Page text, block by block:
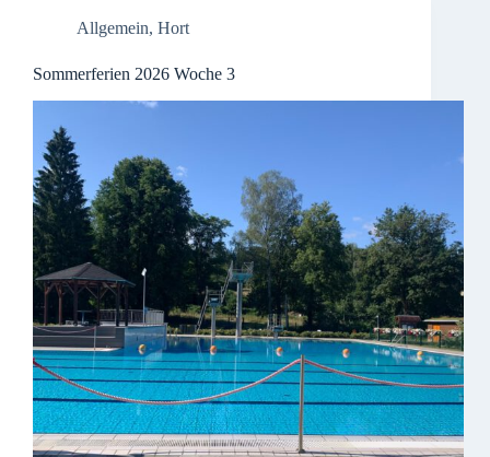
Allgemein, Hort
Sommerferien 2026 Woche 3